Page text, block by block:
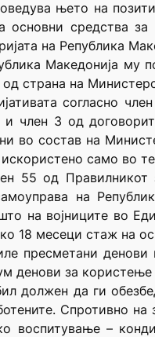
њето на
средства за
на Република
Македонија му
страна на
согласно
член 3 од
во состав на
само во
55 од
на
на војниците во
18 месеци стаж на
пресметани
денови за
должен да ги
Спротивно
воспитување –